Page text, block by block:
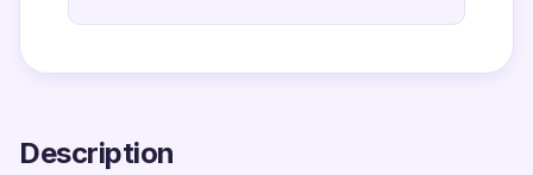
Description